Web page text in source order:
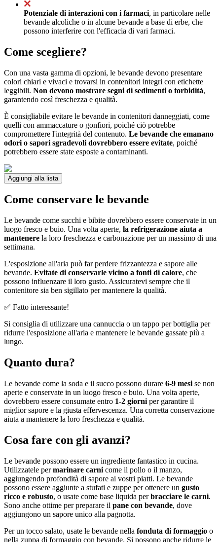
Potenziale di interazioni con i farmaci, in particolare nelle
bevande alcoliche o in alcune bevande a base di erbe, che
possono interferire con l'efficacia di vari farmaci.
Come scegliere?
Con una vasta gamma di opzioni, le bevande devono presentare
colori chiari e vivaci e trovarsi in contenitori integri con etichette
leggibili. Non devono mostrare segni di sedimenti o torbidità,
garantendo così freschezza e qualità.
È consigliabile evitare le bevande in contenitori danneggiati, come
quelli con ammaccature o gonfiori, poiché ciò potrebbe
compromettere l'integrità del contenuto. Le bevande che emanano
odori o sapori sgradevoli dovrebbero essere evitate, poiché
potrebbero essere state esposte a contaminanti.
Aggiungi alla lista
Come conservare le bevande
Le bevande come succhi e bibite dovrebbero essere conservate in un
luogo fresco e buio. Una volta aperte, la refrigerazione aiuta a
mantenere la loro freschezza e carbonazione per un massimo di una
settimana.
L'esposizione all'aria può far perdere frizzantezza e sapore alle
bevande. Evitate di conservarle vicino a fonti di calore, che
possono influenzare il loro gusto. Assicuratevi sempre che il
contenitore sia ben sigillato per mantenere la qualità.
✅ Fatto interessante!
Si consiglia di utilizzare una cannuccia o un tappo per bottiglia per
ridurre l'esposizione all'aria e mantenere le bevande gassate più a
lungo.
Quanto dura?
Le bevande come la soda e il succo possono durare 6-9 mesi se non
aperte e conservate in un luogo fresco e buio. Una volta aperte,
dovrebbero essere consumate entro 1-2 giorni per garantire il
miglior sapore e la giusta effervescenza. Una corretta conservazione
aiuta a mantenere la loro freschezza e qualità.
Cosa fare con gli avanzi?
Le bevande possono essere un ingrediente fantastico in cucina.
Utilizzatele permarinare carni come il pollo o il manzo,
aggiungendo profondità di sapore ai vostri piatti. Le bevande
possono essere aggiunte a stufati e zuppe per ottenere un gusto
ricco e robusto, o usate come base liquida perbracciare le carni.
Sono anche ottime per preparare il pane con bevande, dove
aggiungono un sapore unico alla pagnotta.
Per un tocco salato, usate le bevande nella fonduta di formaggio o
nella zuppa di formaggio con bevande. Si possono anche ridurre le